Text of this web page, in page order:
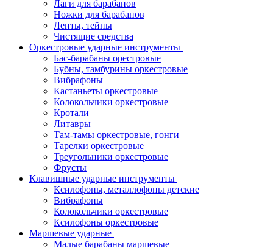
Лаги для барабанов
Ножки для барабанов
Ленты, тейпы
Чистящие средства
Оркестровые ударные инструменты
Бас-барабаны орестровые
Бубны, тамбурины оркестровые
Вибрафоны
Кастаньеты оркестровые
Колокольчики оркестровые
Кротали
Литавры
Там-тамы оркестровые, гонги
Тарелки оркестровые
Треугольники оркестровые
Фрусты
Клавишные ударные инструменты
Ксилофоны, металлофоны детские
Вибрафоны
Колокольчики оркестровые
Ксилофоны оркестровые
Маршевые ударные
Малые барабаны маршевые